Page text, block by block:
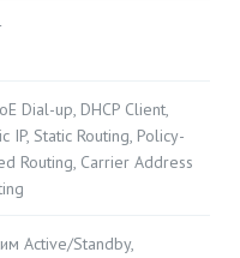
Dial-up, DHCP Client,
IP, Static Routing, Policy-
Routing, Carrier Address
Active/Standby,